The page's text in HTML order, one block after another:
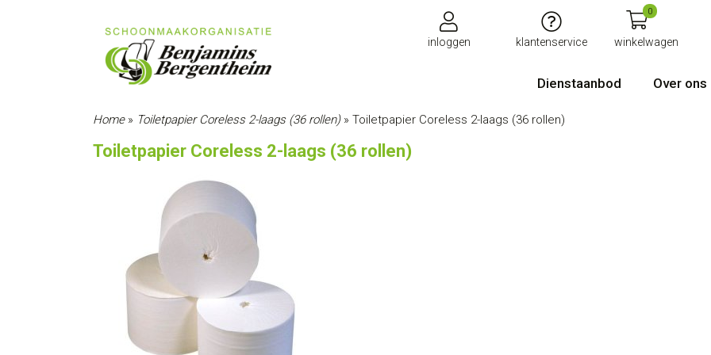
inloggen klantenservice
0
winkelwagen
Dienstaanbod Over ons
Home» Toiletpapier Coreless 2-laags (36 rollen)» Toiletpapier Coreless 2-laags (36 rollen)
Toiletpapier Coreless 2-laags (36 rollen)